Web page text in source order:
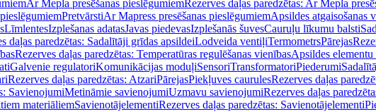
Ar Mepla presēšanas pieslēgumiemRezerves daļas paredzētas: Ar Mepla
PretvārstiAr Mapress presēšanas pieslēgumiemApsildes atgaisošanas
LīmlentesIzplešanas adatasJavas piedevasIzplešanās šuvesCauruļu līkumu balsti
daļas paredzētas: Sadalītāji grīdas apsildeiLodveida ventiļiTermometrsPārejas
Rezerves daļas paredzētas: Temperatūras regulēšanas vienībasApsildes elementu
Galvenie regulatoriKomunikācijas moduļiSensoriTransformatoriPiederumi
Rezerves daļas paredzētas: AtzariPārejasPiekļuves caurulesRezerves daļas
SavienojumiMetināmie savienojumiUzmavu savienojumiRezerves daļas
materiāliemSavienotājelementiRezerves daļas paredzētas: Savienotājelementi